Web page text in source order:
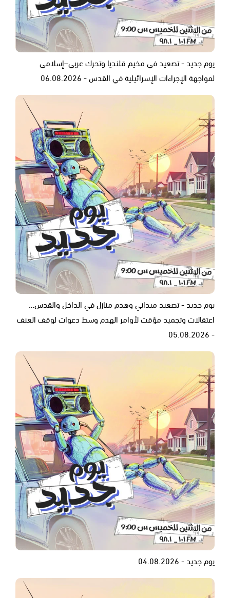
يوم جديد - تصعيد في مخيم قلنديا وتحرك عربي–إسلامي
لمواجهة الإجراءات الإسرائيلية في القدس - 06.08.2026
يوم جديد - تصعيد ميداني وهدم منازل في الداخل والقدس…
اعتقالات وتجميد مؤقت لأوامر الهدم وسط دعوات لوقف العنف
- 05.08.2026
يوم جديد - 04.08.2026